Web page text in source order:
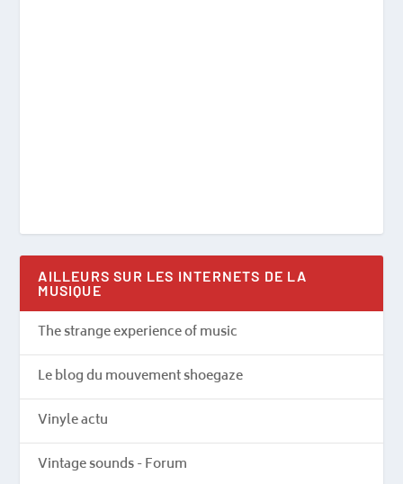
AILLEURS SUR LES INTERNETS DE LA
MUSIQUE
The strange experience of music
Le blog du mouvement shoegaze
Vinyle actu
Vintage sounds - Forum